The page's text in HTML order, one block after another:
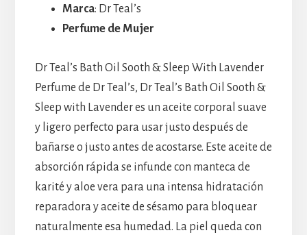
Marca: Dr Teal’s
Perfume de Mujer
Dr Teal’s Bath Oil Sooth & Sleep With Lavender
Perfume de Dr Teal’s, Dr Teal’s Bath Oil Sooth &
Sleep with Lavender es un aceite corporal suave
y ligero perfecto para usar justo después de
bañarse o justo antes de acostarse. Este aceite de
absorción rápida se infunde con manteca de
karité y aloe vera para una intensa hidratación
reparadora y aceite de sésamo para bloquear
naturalmente esa humedad. La piel queda con